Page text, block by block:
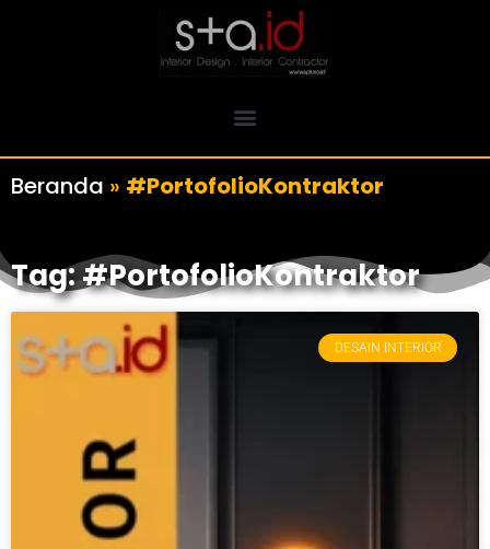
Beranda » #PortofolioKontraktor
Tag: #PortofolioKontraktor
DESAIN INTERIOR